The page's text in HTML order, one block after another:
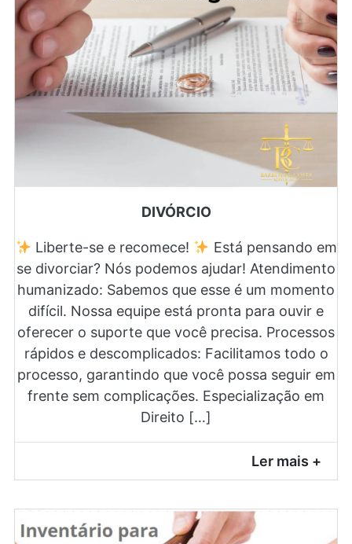
DIVÓRCIO
Liberte-se e recomece!
Está pensando em
se divorciar? Nós podemos ajudar! Atendimento
humanizado: Sabemos que esse é um momento
difícil. Nossa equipe está pronta para ouvir e
oferecer o suporte que você precisa. Processos
rápidos e descomplicados: Facilitamos todo o
processo, garantindo que você possa seguir em
frente sem complicações. Especialização em
Direito […]
Ler mais +